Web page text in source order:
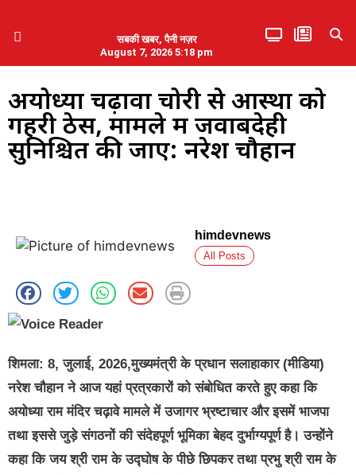
सबकी खबर, पैनी नज़र
August 7, 2026 5:18 pm
अयोध्या चढ़ावा चोरी से आस्था को
गहरी ठेस, मामले में जवाबदेही
सुनिश्चित की जाए: नरेश चौहान
himdevnews
All Posts
शिमला: 8, जुलाई, 2026,मुख्यमंत्री के प्रधान सलाहाकार (मीडिया)
नरेश चौहान ने आज यहां प्रत्रकारों को संबोधित करते हुए कहा कि
अयोध्या राम मंदिर चढ़ावे मामले में उजागर भ्रष्टाचार और इसमें भाजपा
तथा इससे जुड़े संगठनों की संदेहपूर्ण भूमिका बेहद दुर्भाग्यपूर्ण है। उन्होंने
कहा कि जय श्री राम के उद्घोष के पीछे छिपकर तथा प्रभु श्री राम के